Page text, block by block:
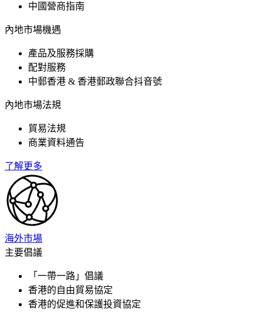
中國營商指南
內地市場機遇
產品及服務採購
配對服務
中郵香港 & 香港郵政聯合抖音號
內地市場法規
貿易法規
商業資料通告
了解更多
海外市場
主要倡議
「一帶一路」倡議
香港的自由貿易協定
香港的促進和保護投資協定